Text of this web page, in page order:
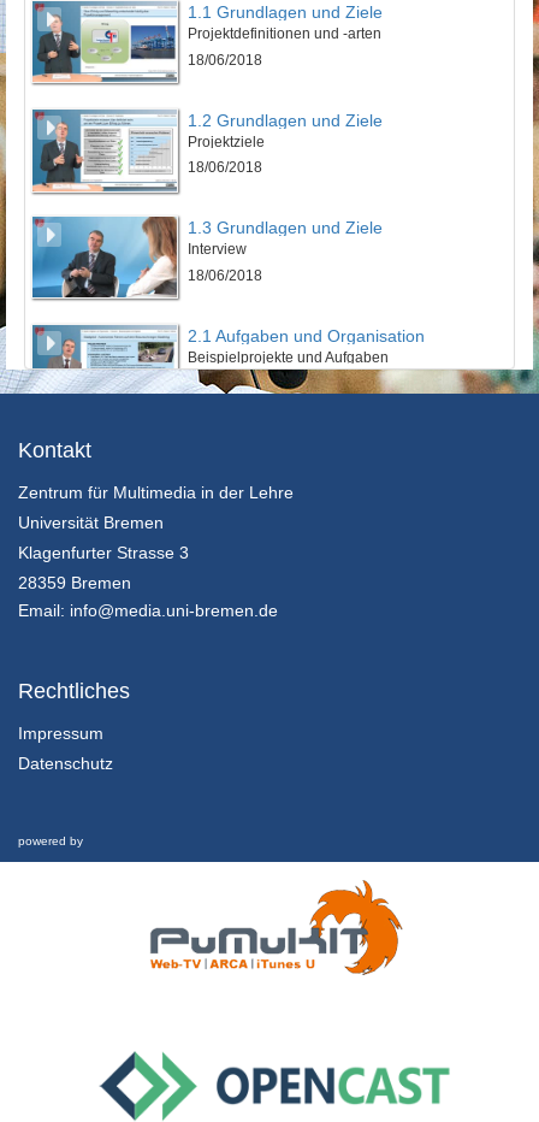
1.1 Grundlagen und Ziele
Projektdefinitionen und -arten
18/06/2018
1.2 Grundlagen und Ziele
Projektziele
18/06/2018
1.3 Grundlagen und Ziele
Interview
18/06/2018
2.1 Aufgaben und Organisation
Beispielprojekte und Aufgaben
18/06/2018
18/06/2018
4.2 Projektpraxis
Kontakt
Zentrum für Multimedia in der Lehre
Universität Bremen
Klagenfurter Strasse 3
28359 Bremen
Email: info@media.uni-bremen.de
Rechtliches
Impressum
Datenschutz
powered by